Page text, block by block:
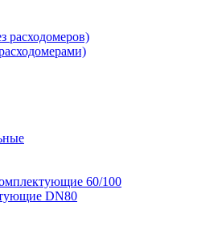
расходомеров)
60/100
DN80